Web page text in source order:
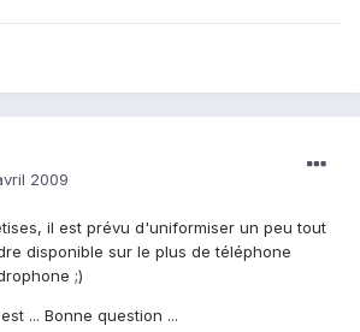
2009
il est prévu d'uniformiser un peu tout
disponible sur le plus de téléphone
;)
... Bonne question ...